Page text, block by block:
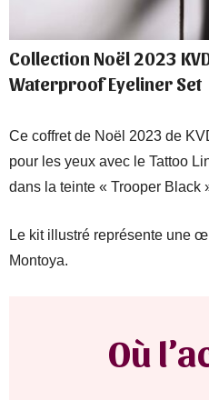
Collection Noël 2023
Waterproof Eyeliner Set
Ce coffret de Noël 2023 de
pour les yeux avec le Tattoo
dans la teinte « Trooper Black
Le kit illustré représente une
Montoya.
Où